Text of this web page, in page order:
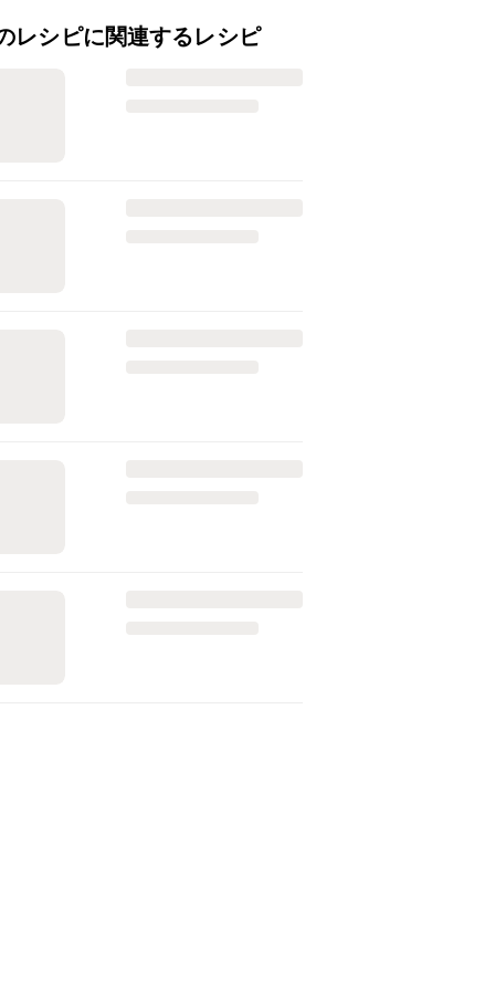
レシピに関連するレシピ